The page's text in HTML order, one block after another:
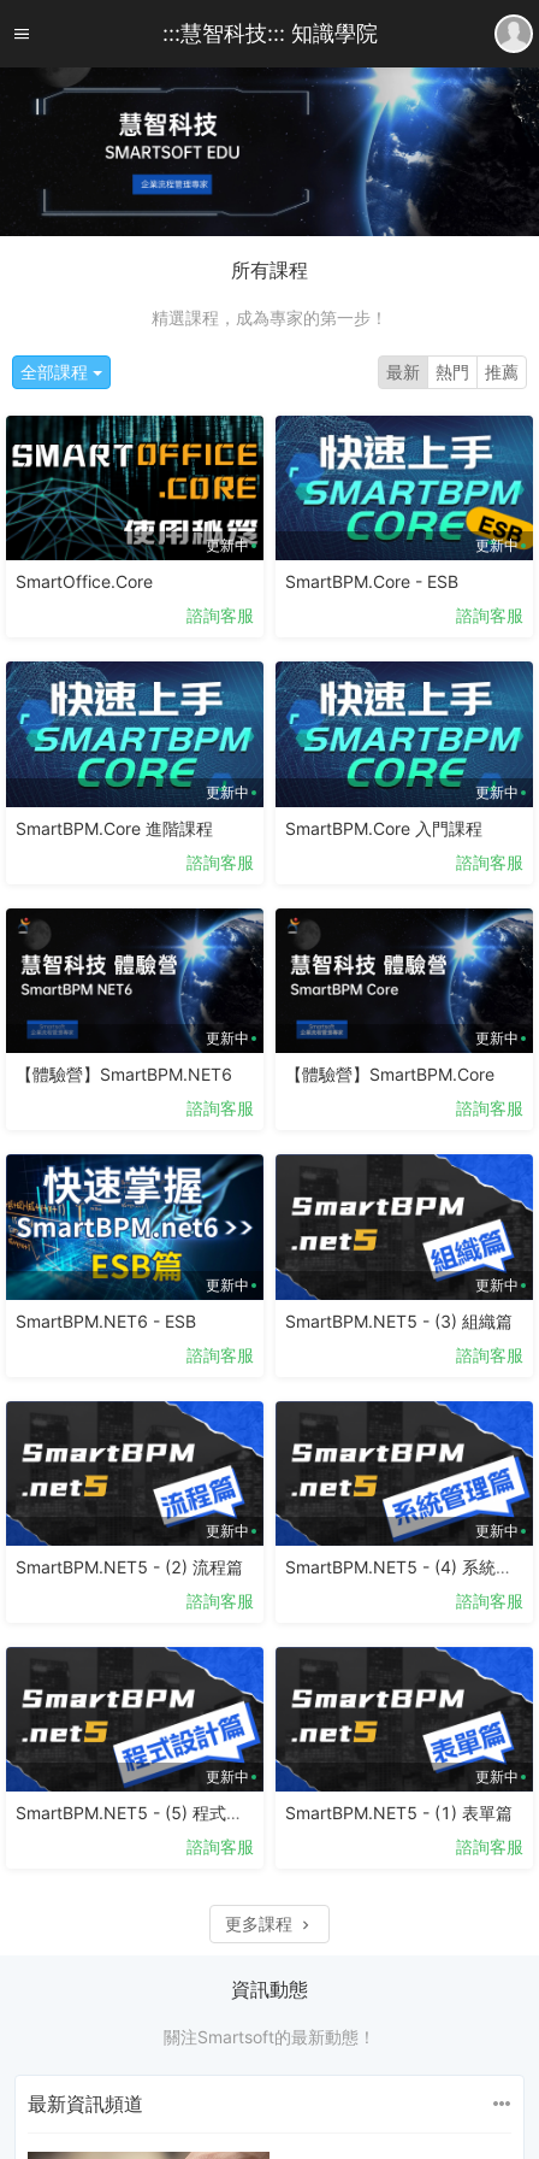
:::慧智科技::: 知識學院
所有課程
精選課程，成為專家的第一步！
全部課程 最新 熱門 推薦
更新中
SmartOffice.Core
諮詢客服
更新中
SmartBPM.Core - ESB
諮詢客服
更新中
SmartBPM.Core 進階課程
諮詢客服
更新中
SmartBPM.Core 入門課程
諮詢客服
更新中
【體驗營】SmartBPM.NET6
諮詢客服
更新中
【體驗營】SmartBPM.Core
諮詢客服
更新中
SmartBPM.NET6 - ESB
諮詢客服
更新中
SmartBPM.NET5 - (3) 組織篇
諮詢客服
更新中
SmartBPM.NET5 - (2) 流程篇
諮詢客服
更新中
SmartBPM.NET5 - (4) 系統管理篇
諮詢客服
更新中
SmartBPM.NET5 - (5) 程式設計篇
諮詢客服
更新中
SmartBPM.NET5 - (1) 表單篇
諮詢客服
更多課程
資訊動態
關注Smartsoft的最新動態！
最新資訊頻道